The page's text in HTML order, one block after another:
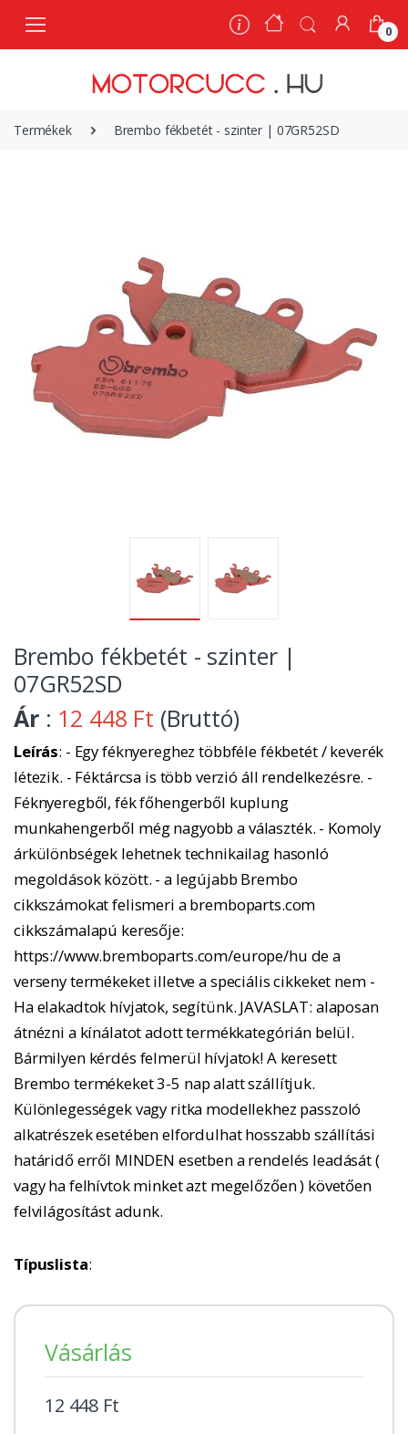
0
Termékek Brembo fékbetét - szinter | 07GR52SD
Brembo fékbetét - szinter |
07GR52SD
Ár : 12 448 Ft (Bruttó)
Leírás: - Egy féknyereghez többféle fékbetét / keverék
létezik. - Féktárcsa is több verzió áll rendelkezésre. -
Féknyeregből, fék főhengerből kuplung
munkahengerből még nagyobb a választék. - Komoly
árkülönbségek lehetnek technikailag hasonló
megoldások között. - a legújabb Brembo
cikkszámokat felismeri a bremboparts.com
cikkszámalapú keresője:
https://www.bremboparts.com/europe/hu de a
verseny termékeket illetve a speciális cikkeket nem -
Ha elakadtok hívjatok, segítünk. JAVASLAT: alaposan
átnézni a kínálatot adott termékkategórián belül.
Bármilyen kérdés felmerül hívjatok! A keresett
Brembo termékeket 3-5 nap alatt szállítjuk.
Különlegességek vagy ritka modellekhez passzoló
alkatrészek esetében elfordulhat hosszabb szállítási
határidő erről MINDEN esetben a rendelés leadását (
vagy ha felhívtok minket azt megelőzően ) követően
felvilágosítást adunk.
Típuslista:
Vásárlás
12 448 Ft
0